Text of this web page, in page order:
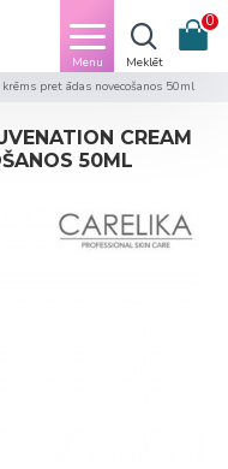
0
pret ādas novecošanos 50ml
CREAM
50ML